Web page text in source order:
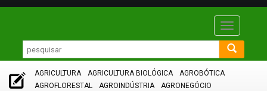
Toggle
AGRICULTURA AGRICULTURA BIOLÓGICA
AGROBÓTICA
AGROFLORESTAL
AGROINDÚSTRIA
AGRONEGÓCIO